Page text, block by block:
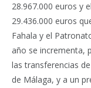
28.967.000 euros y
29.436.000 euros
Fahala y el
año se incrementa,
las transferencias
de Málaga, y a un